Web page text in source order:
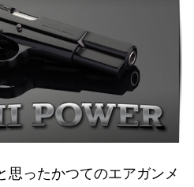
思ったかつてのエアガンメ